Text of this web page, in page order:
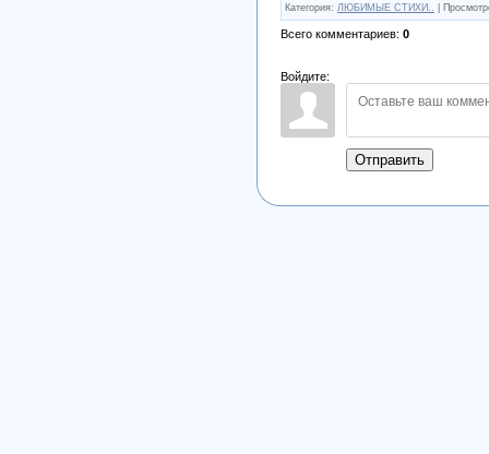
Категория: ЛЮБИМЫЕ СТИХИ..
Всего комментариев: 0
Войдите:
Отправить